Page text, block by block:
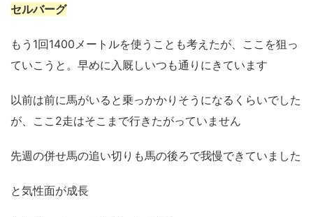
セルバーグ
もう1回1400メートルを使うことも考えたが、ここを狙っ
ていこうと。早めに入厩しいつも通りにきています
以前は前に馬がいると乗っかかりそうになるくらいでした
が、ここ2走はそこまで行きたがっていません
先週の併せ馬の追い切りも馬の後ろで我慢できていました
と気性面が成長